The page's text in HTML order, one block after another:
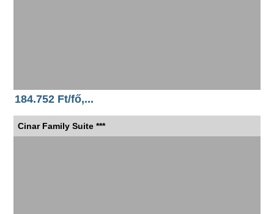
184.752 Ft/fő,...
Cinar Family Suite ***